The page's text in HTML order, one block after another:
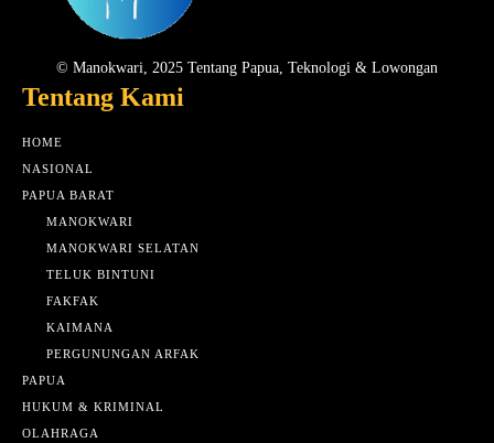
© Manokwari, 2025 Tentang Papua, Teknologi & Lowongan
Tentang Kami
HOME
NASIONAL
PAPUA BARAT
MANOKWARI
MANOKWARI SELATAN
TELUK BINTUNI
FAKFAK
KAIMANA
PERGUNUNGAN ARFAK
PAPUA
HUKUM & KRIMINAL
OLAHRAGA